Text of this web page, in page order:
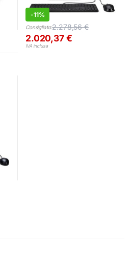
-11%
Consigliato:2.278,56€
2.020,37€
IVA inclusa